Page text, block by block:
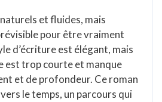
et fluides, mais
pour être vraiment
d’écriture est élégant, mais
est trop courte et manque
et de profondeur. Ce roman
le temps, un parcours qui